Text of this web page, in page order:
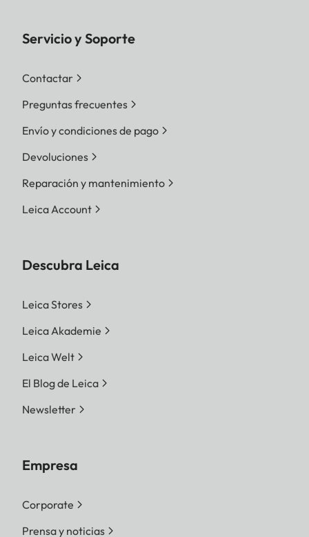
Servicio y Soporte
Contactar
Preguntas frecuentes
Envío y condiciones de pago
Devoluciones
Reparación y mantenimiento
Leica Account
Descubra Leica
Leica Stores
Leica Akademie
Leica Welt
El Blog de Leica
Newsletter
Empresa
Corporate
Prensa y noticias